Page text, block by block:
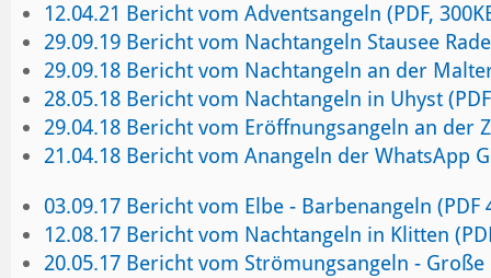
12.04.21 Bericht vom Adventsangeln (PDF,
29.09.19 Bericht vom Nachtangeln Stausee
29.09.18 Bericht vom Nachtangeln an der
28.05.18 Bericht vom Nachtangeln in Uhyst
29.04.18 Bericht vom Eröffnungsangeln an der
21.04.18 Bericht vom Anangeln der WhatsApp
03.09.17 Bericht vom Elbe - Barbenangeln (PDF
12.08.17 Bericht vom Nachtangeln in Klitten
20.05.17 Bericht vom Strömungsangeln - Große